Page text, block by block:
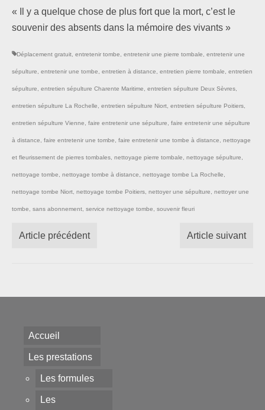
« Il y a quelque chose de plus fort que la mort, c’est le
souvenir des absents dans la mémoire des vivants »
Déplacement gratuit, entretenir tombe, entretenir une pierre tombale, entretenir une
sépulture, entretenir une tombe, entretien à distance, entretien pierre tombale, entretien
sépulture, entretien sépulture Charente Maritime, entretien sépulture Deux Sèvres,
entretien sépulture La Rochelle, entretien sépulture Niort, entretien sépulture Poitiers,
entretien sépulture Vienne, faire entretenir une sépulture, faire entretenir une sépulture
à distance, faire entretenir une tombe, faire entretenir une tombe à distance, nettoyage
et fleurissement de pierres tombales, nettoyage pierre tombale, nettoyage sépulture,
nettoyage tombe, nettoyage tombe à distance, nettoyage tombe La Rochelle,
nettoyage tombe Niort, nettoyage tombe Poitiers, nettoyer une sépulture, nettoyer une
tombe, sans abonnement, service nettoyage tombe, souvenir fleuri
Article précédent Article suivant
Accueil
Les prestations
Les formules
Les